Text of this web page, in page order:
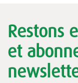
Restons
et